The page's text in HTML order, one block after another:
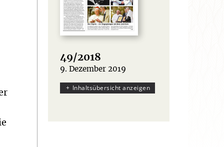
49/2018
:
9. Dezember 2019
Inhaltsübersicht anzeigen